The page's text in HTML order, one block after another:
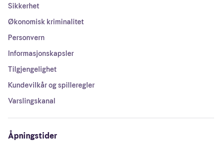
Sikkerhet
Økonomisk kriminalitet
Personvern
Informasjonskapsler
Tilgjengelighet
Kundevilkår og spilleregler
Varslingskanal
Åpningstider